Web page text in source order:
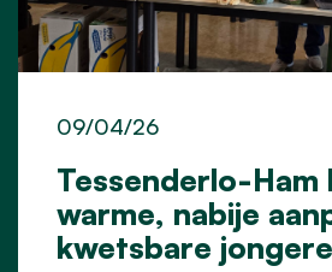
Tessenderlo-Ham
warme, nabije
kwetsbare
09/04/26